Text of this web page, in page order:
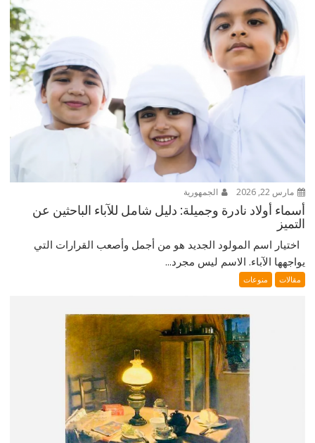
مارس 22, 2026 الجمهورية
أسماء أولاد نادرة وجميلة: دليل شامل للآباء الباحثين عن
التميز
اختيار اسم المولود الجديد هو من أجمل وأصعب القرارات التي
يواجهها الآباء. الاسم ليس مجرد...
مقالات منوعات